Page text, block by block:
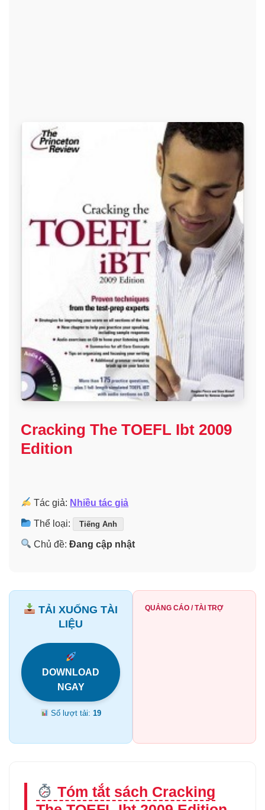
Cracking The TOEFL Ibt 2009
Edition
Tác giả: Nhiều tác giả
Thể loại: Tiếng Anh
Chủ đề:Đang cập nhật
TẢI XUỐNG TÀI
LIỆU
DOWNLOAD
NGAY
Số lượt tải: 19
QUẢNG CÁO / TÀI TRỢ
Tóm tắt sách Cracking